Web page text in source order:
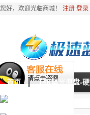
您好，欢迎光临商城！ 注册 登录
首页 【4K蓝光原盘-硬